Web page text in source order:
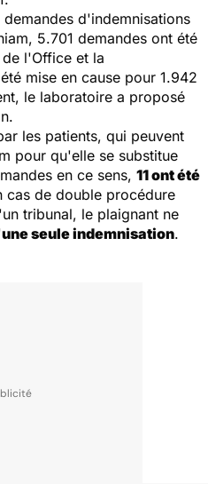
d'indemnisations
5.701 demandes ont été
l'Office et la
mise en cause pour 1.942
le laboratoire a proposé
les patients, qui peuvent
pour qu'elle se substitue
en ce sens, 11 ont été
cas de double procédure
tribunal, le plaignant ne
une seule indemnisation.